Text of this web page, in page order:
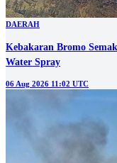
DAERAH
Kebakaran Bromo
Water Spray
06 Aug 2026 11:02 UTC